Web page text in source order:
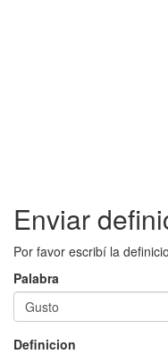
Enviar
Por favor escribí la
Palabra
Definicion